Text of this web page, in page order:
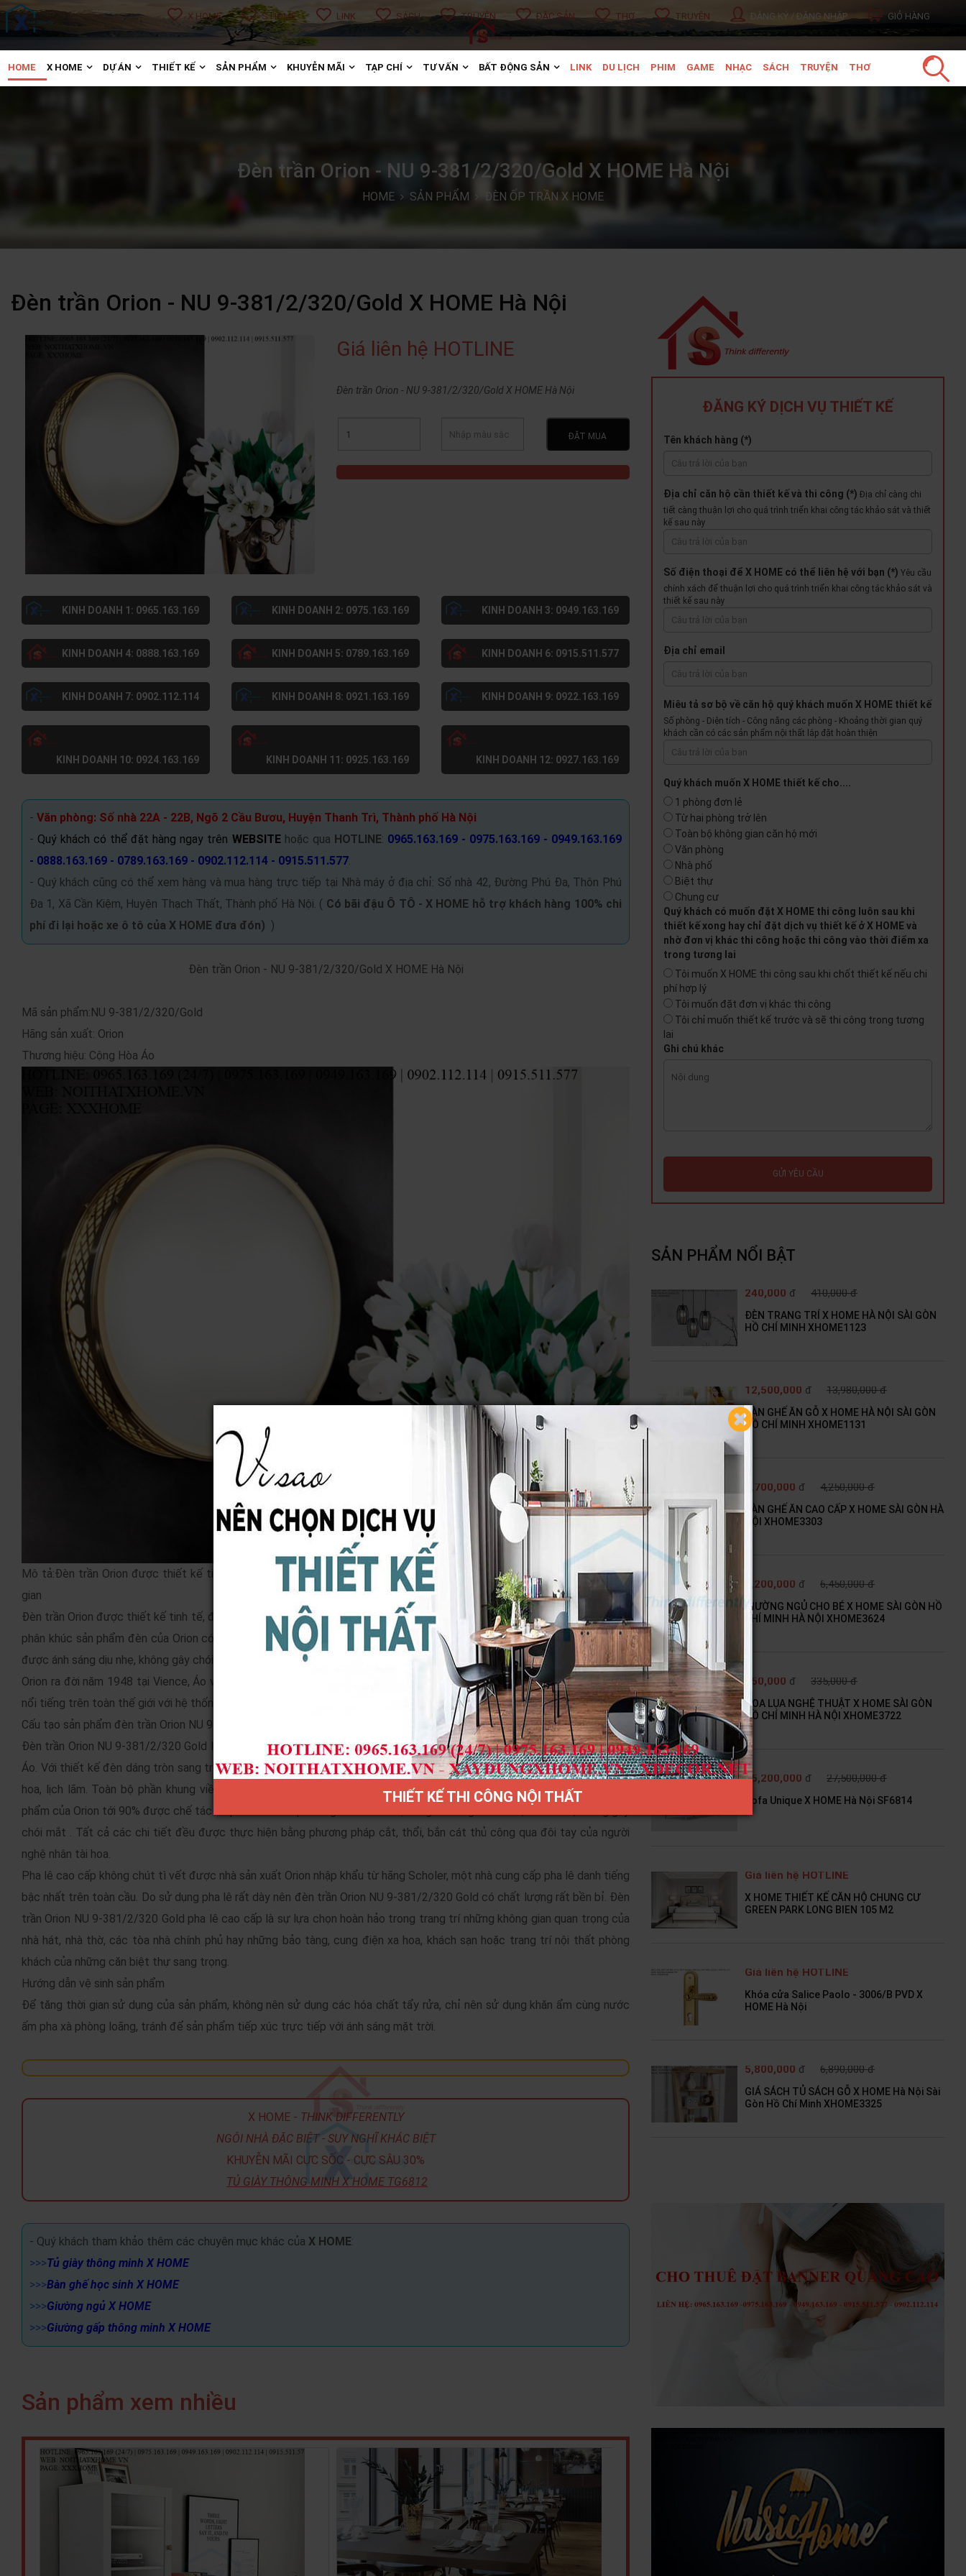
X HOME S HOME LINK SÁCH TRUYỆN ĐẶC SẢN THƠ TRUYỆN ĐĂNG KÝ / ĐĂNG NHẬP GIỎ HÀNG
HOME X HOME DỰ ÁN THIẾT KẾ SẢN PHẨM KHUYỄN MÃI TẠP CHÍ TƯ VẤN BẤT ĐỘNG SẢN LINK DU LỊCH PHIM GAME NHẠC SÁCH TRUYỆN THƠ
Đèn trần Orion - NU 9-381/2/320/Gold X HOME Hà Nội
HOME SẢN PHẨM ĐÈN ỐP TRẦN X HOME
Đèn trần Orion - NU 9-381/2/320/Gold X HOME Hà Nội
Giá liên hệ HOTLINE
Đèn trần Orion - NU 9-381/2/320/Gold X HOME Hà Nội
ĐẶT MUA
KINH DOANH 1: 0965.163.169 KINH DOANH 2: 0975.163.169 KINH DOANH 3: 0949.163.169
KINH DOANH 4: 0888.163.169 KINH DOANH 5: 0789.163.169 KINH DOANH 6: 0915.511.577
KINH DOANH 7: 0902.112.114 KINH DOANH 8: 0921.163.169 KINH DOANH 9: 0922.163.169
KINH DOANH 10: 0924.163.169 KINH DOANH 11: 0925.163.169 KINH DOANH 12: 0927.163.169
- Văn phòng: Số nhà 22A - 22B, Ngõ 2 Cầu Bươu, Huyện Thanh Trì, Thành phố Hà Nội
- Quý khách có thể đặt hàng ngay trên WEBSITE hoặc qua HOTLINE: 0965.163.169 - 0975.163.169 - 0949.163.169
- 0888.163.169 - 0789.163.169 - 0902.112.114 - 0915.511.577.
- Quý khách cũng có thể xem hàng và mua hàng trực tiếp tại Nhà máy ở địa chỉ: Số nhà 42, Đường Phú Đa, Thôn Phú
Đa 1, Xã Cần Kiệm, Huyện Thạch Thất, Thành phố Hà Nội. ( Có bãi đậu Ô TÔ - X HOME hỗ trợ khách hàng 100% chi
phí đi lại hoặc xe ô tô của X HOME đưa đón) )
Đèn trần Orion - NU 9-381/2/320/Gold X HOME Hà Nội
Mã sản phẩm:NU 9-381/2/320/Gold
Hãng sản xuất: Orion
Thương hiệu: Cộng Hòa Áo
Mô tả:Đèn trần Orion được thiết kế tinh tế, đẹp mắt và đặc biệt tạo nên được sự sang trọng, đẳng cấp cho mọi không
gian
Đèn trần Orion được thiết kế tinh tế, đẹp mắt và đặc biệt tạo nên được sự sang trọng, đẳng cấp cho mọi không gian. Các
phân khúc sản phẩm đèn của Orion có thể xem là sản phẩm được rất nhiều sự ưa chuộng từ khách hàng, vì nó đem đến
được ánh sáng dịu nhẹ, không gây chói mắt, chất lượng bền bỉ và đặc biệt là tăng tính thẩm mĩ rất cao.
Orion ra đời năm 1948 tại Vience, Áo và không ngừng phát triển đến nay. Đây là một nhà sản xuất đèn lớn nhất tại Áo và
nổi tiếng trên toàn thế giới với hệ thống sản phẩm được biết đến và ưa chuộng trên hàng trăm quốc gia khác nhau.
Cấu tạo sản phẩm đèn trần Orion NU 9-381/2/320 Gold
Đèn trần Orion NU 9-381/2/320 Gold là sản phẩm đèn pha lê cao cấp dược sản xuất và nhập khẩu trực tiếp từ Cộng Hòa
Áo. Với thiết kế đèn dáng tròn sang trọng, phần khung viền được chế tác cực độc đáo và tinh tế mang đến đẳng cấp xa
hoa, lịch lãm. Toàn bộ phần khung viền của đèn được làm từ chất liệu đồng nguyên chất dát vàng 24k. Hệ thống sản
phẩm của Orion tới 90% được chế tác từ pha lê cao cấp không tì vết cho độ sáng vô cùng hoàn hảo, tinh khiết, không gây
chói mắt . Tất cả các chi tiết đều được thực hiện bằng phương pháp cắt, thổi, bắn cát thủ công qua đôi tay của người
nghệ nhân tài hoa.
Pha lê cao cấp không chút tì vết được nhà sản xuất Orion nhập khẩu từ hãng Scholer, một nhà cung cấp pha lê danh tiếng
bậc nhất trên toàn cầu. Do sử dụng pha lê rất dày nên đèn trần Orion NU 9-381/2/320 Gold có chất lượng rất bền bỉ. Đèn
trần Orion NU 9-381/2/320 Gold pha lê cao cấp là sự lựa chọn hoàn hảo trong trang trí những không gian quan trọng của
nhà hát, nhà thờ, các tòa nhà chính phủ hay những bảo tàng, cung điện xa hoa, khách sạn hoặc trang trí nội thất phòng
khách của những căn biệt thự sang trọng.
Hướng dẫn vệ sinh sản phẩm
Để tăng thời gian sử dụng của sản phẩm, không nên sử dụng các hóa chất tẩy rửa, chỉ nên sử dụng khăn ẩm cùng nước
ấm pha xà phòng loãng, tránh để sản phẩm tiếp xúc trực tiếp với ánh sáng mặt trời.
X HOME - THINK DIFFERENTLY
NGÔI NHÀ ĐẶC BIỆT - SUY NGHĨ KHÁC BIỆT
KHUYỄN MÃI CỰC SỐC - CỰC SÂU 30%
TỦ GIÀY THÔNG MINH X HOME TG6812
- Quý khách tham khảo thêm các chuyên mục khác của X HOME:
>>>Tủ giày thông minh X HOME
>>>Bàn ghế học sinh X HOME
>>>Giường ngủ X HOME
>>>Giường gấp thông minh X HOME
Sản phẩm xem nhiều
ĐĂNG KÝ DỊCH VỤ THIẾT KẾ
Tên khách hàng (*)
Địa chỉ căn hộ cần thiết kế và thi công (*) Địa chỉ càng chi
tiết càng thuận lợi cho quá trình triển khai công tác khảo sát và thiết
kế sau này
Số điện thoại để X HOME có thể liên hệ với bạn (*) Yêu cầu
chính xách để thuận lợi cho quá trình triển khai công tác khảo sát và
thiết kế sau này
Địa chỉ email
Miêu tả sơ bộ về căn hộ quý khách muốn X HOME thiết kế
Số phòng - Diện tích - Công năng các phòng - Khoảng thời gian quý
khách cần có các sản phẩm nội thất lắp đặt hoàn thiện
Quý khách muốn X HOME thiết kế cho....
1 phòng đơn lẻ
Từ hai phòng trở lên
Toàn bộ không gian căn hộ mới
Văn phòng
Nhà phố
Biệt thự
Chung cư
Quý khách có muốn đặt X HOME thi công luôn sau khi
thiết kế xong hay chỉ đặt dịch vụ thiết kế ở X HOME và
nhờ đơn vị khác thi công hoặc thi công vào thời điểm xa
trong tương lai
Tôi muốn X HOME thi công sau khi chốt thiết kế nếu chi
phí hợp lý
Tôi muốn đặt đơn vị khác thi công
Tôi chỉ muốn thiết kế trước và sẽ thi công trong tương
lai
Ghi chú khác
GỬI YÊU CẦU
SẢN PHẨM NỔI BẬT
240,000 đ 410,000 đ
ĐÈN TRANG TRÍ X HOME HÀ NỘI SÀI GÒN
HỒ CHÍ MINH XHOME1123
12,500,000 đ 13,980,000 đ
BÀN GHẾ ĂN GỖ X HOME HÀ NỘI SÀI GÒN
HỒ CHÍ MINH XHOME1131
3,700,000 đ 4,250,000 đ
BÀN GHẾ ĂN CAO CẤP X HOME SÀI GÒN HÀ
NỘI XHOME3303
5,200,000 đ 6,450,000 đ
GIƯỜNG NGỦ CHO BÉ X HOME SÀI GÒN HỒ
CHÍ MINH HÀ NỘI XHOME3624
150,000 đ 335,000 đ
HOA LỤA NGHỆ THUẬT X HOME SÀI GÒN
HỒ CHÍ MINH HÀ NỘI XHOME3722
25,200,000 đ 27,500,000 đ
Sofa Unique X HOME Hà Nội SF6814
Giá liên hệ HOTLINE
X HOME THIẾT KẾ CĂN HỘ CHUNG CƯ
GREEN PARK LONG BIEN 105 M2
Giá liên hệ HOTLINE
Khóa cửa Salice Paolo - 3006/B PVD X
HOME Hà Nội
5,800,000 đ 6,890,000 đ
GIÁ SÁCH TỦ SÁCH GỖ X HOME Hà Nội Sài
Gòn Hồ Chí Minh XHOME3325
THIẾT KẾ THI CÔNG NỘI THẤT